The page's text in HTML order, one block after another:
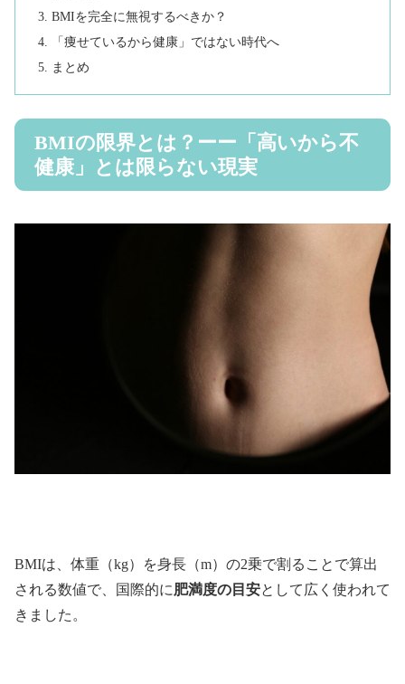
BMIを完全に無視するべきか？
「痩せているから健康」ではない時代へ
まとめ
BMIの限界とは？ーー「高いから不
健康」とは限らない現実
BMIは、体重（kg）を身長（m）の2乗で割ることで算出
される数値で、国際的に肥満度の目安として広く使われて
きました。